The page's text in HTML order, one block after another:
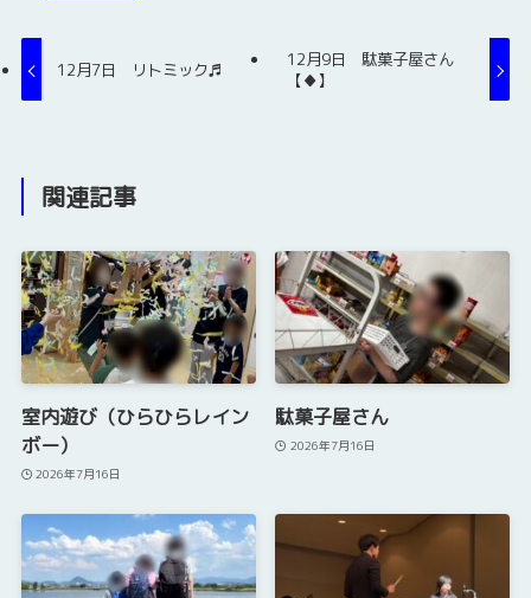
12月7日 リトミック♬
12月9日 駄菓子屋さん
【♦】
関連記事
室内遊び（ひらひらレイン
ボー）
2026年7月16日
駄菓子屋さん
2026年7月16日